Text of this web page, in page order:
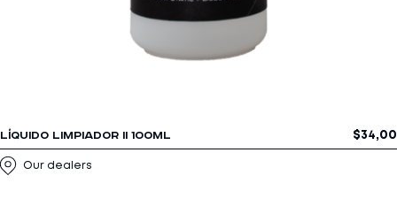
LÍQUIDO LIMPIADOR II 100ML $34,00
Our dealers